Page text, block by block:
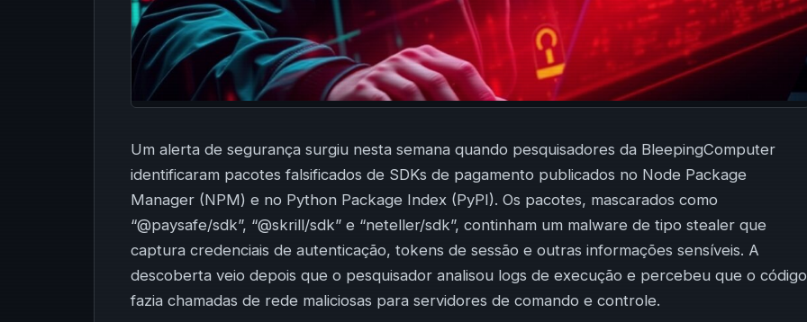
Um alerta de segurança surgiu nesta semana quando pesquisadores da BleepingComputer
identificaram pacotes falsificados de SDKs de pagamento publicados no Node Package
Manager (NPM) e no Python Package Index (PyPI). Os pacotes, mascarados como
“@paysafe/sdk”, “@skrill/sdk” e “neteller/sdk”, continham um malware de tipo stealer que
captura credenciais de autenticação, tokens de sessão e outras informações sensíveis. A
descoberta veio depois que o pesquisador analisou logs de execução e percebeu que o código
fazia chamadas de rede maliciosas para servidores de comando e controle.